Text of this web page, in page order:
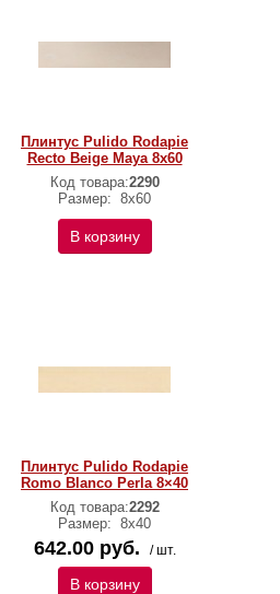
Плинтус Pulido Rodapie
Recto Beige Maya 8х60
Код товара:2290
Размер: 8х60
В корзину
Плинтус Pulido Rodapie
Romo Blanco Perla 8×40
Код товара:2292
Размер: 8х40
642.00 руб. / шт.
В корзину